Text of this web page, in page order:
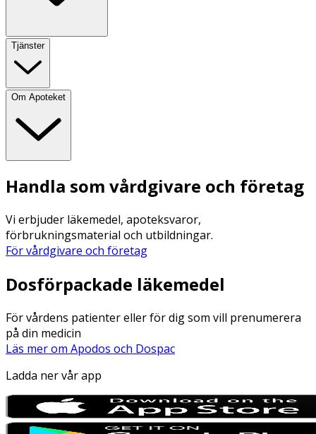
Tjänster
Om Apoteket
Handla som vårdgivare och företag
Vi erbjuder läkemedel, apoteksvaror,
förbrukningsmaterial och utbildningar.
För vårdgivare och företag
Dosförpackade läkemedel
För vårdens patienter eller för dig som vill prenumerera
på din medicin
Läs mer om Apodos och Dospac
Ladda ner vår app